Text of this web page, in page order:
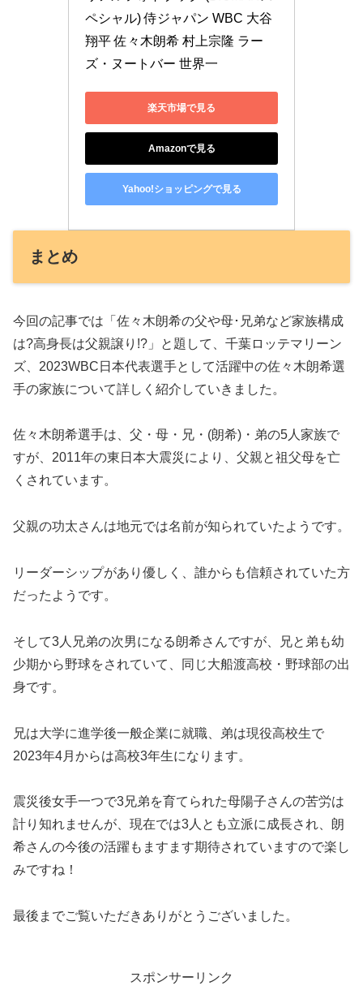
ペシャル) 侍ジャパン WBC 大谷
翔平 佐々木朗希 村上宗隆 ラー
ズ・ヌートバー 世界一
楽天市場で見る
Amazonで見る
Yahoo!ショッピングで見る
まとめ
今回の記事では「佐々木朗希の父や母･兄弟など家族構成
は?高身長は父親譲り!?」と題して、千葉ロッテマリーン
ズ、2023WBC日本代表選手として活躍中の佐々木朗希選
手の家族について詳しく紹介していきました。
佐々木朗希選手は、父・母・兄・(朗希)・弟の5人家族で
すが、2011年の東日本大震災により、父親と祖父母を亡
くされています。
父親の功太さんは地元では名前が知られていたようです。
リーダーシップがあり優しく、誰からも信頼されていた方
だったようです。
そして3人兄弟の次男になる朗希さんですが、兄と弟も幼
少期から野球をされていて、同じ大船渡高校・野球部の出
身です。
兄は大学に進学後一般企業に就職、弟は現役高校生で
2023年4月からは高校3年生になります。
震災後女手一つで3兄弟を育てられた母陽子さんの苦労は
計り知れませんが、現在では3人とも立派に成長され、朗
希さんの今後の活躍もますます期待されていますので楽し
みですね！
最後までご覧いただきありがとうございました。
スポンサーリンク